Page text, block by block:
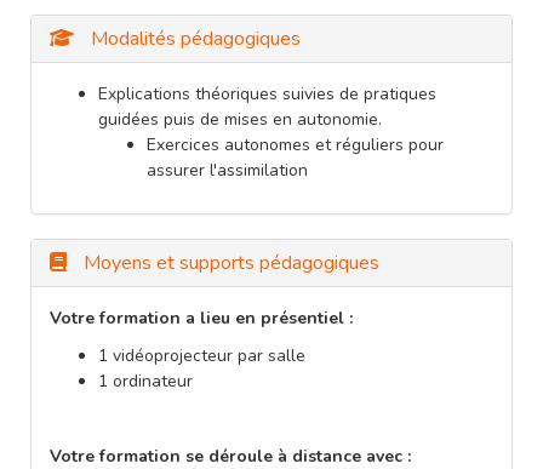
Modalités pédagogiques
Explications théoriques suivies de pratiques
guidées puis de mises en autonomie.
Exercices autonomes et réguliers pour
assurer l'assimilation
Moyens et supports pédagogiques
Votre formation a lieu en présentiel :
1 vidéoprojecteur par salle
1 ordinateur
Votre formation se déroule à distance avec :